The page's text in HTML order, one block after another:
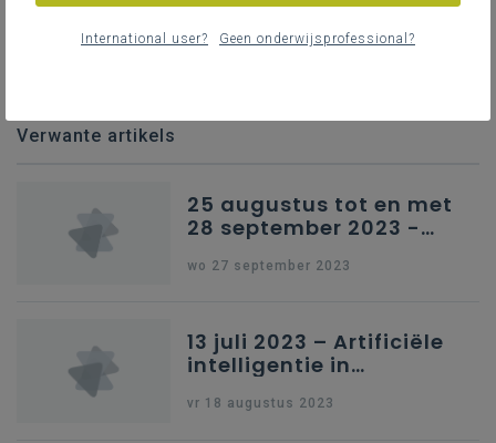
Verwante artikels
25 augustus tot en met
28 september 2023 -
wo 27 september 2023
13 juli 2023 – Artificiële
intelligentie in
vr 18 augustus 2023
International user? Geen onderwijsprofessional?